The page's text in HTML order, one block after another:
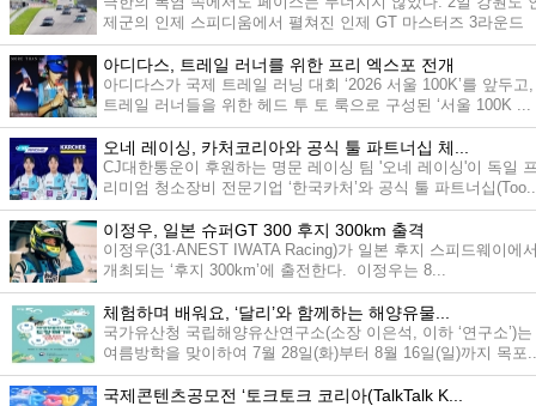
제군의 인제 스피디움에서 펼쳐진 인제 GT 마스터즈 3라운드
최...
아디다스, 트레일 러너를 위한 프리 엑스포 전개
아디다스가 국제 트레일 러닝 대회 ‘2026 서울 100K’를 앞두고,
트레일 러너들을 위한 헤드 투 토 룩으로 구성된 ‘서울 100K ...
오네 레이싱, 카처코리아와 공식 툴 파트너십 체...
CJ대한통운이 후원하는 명문 레이싱 팀 '오네 레이싱'이 독일
리미엄 청소장비 전문기업 ‘한국카처’와 공식 툴 파트너십
이정우, 일본 슈퍼GT 300 후지 300km 출격
이정우(31·ANEST IWATA Racing)가 일본 후지 스피드웨이에
개최되는 ‘후지 300km’에 출전한다. 이정우는 8...
체험하며 배워요, ‘달리’와 함께하는 해양유물...
국가유산청 국립해양유산연구소(소장 이은석, 이하 ‘연구소’)는
여름방학을 맞이하여 7월 28일(화)부터 8월 16일(일)까지 목포
국제콘텐츠공모전 ‘토크토크 코리아(TalkTalk K...